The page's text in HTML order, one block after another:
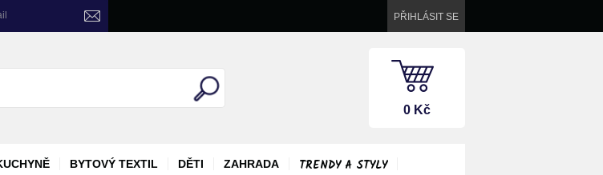
PŘIHLÁSIT SE
0 Kč
BYTOVÝ TEXTIL DĚTI ZAHRADA TRENDY A STYLY